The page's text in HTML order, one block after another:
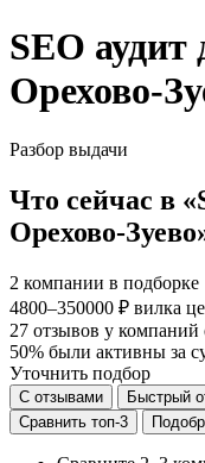
SEO
Орехово-
Разбор выдачи
Что сейчас в
Орехово-
2 компании в подборке
4800–350000 ₽ вилка
27 отзывов у компаний
50% были активны за
Уточнить подбор
С отзывами Быстрый
Сравнить топ-3